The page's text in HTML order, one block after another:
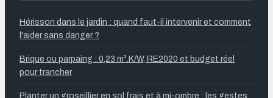
Hérisson dans le jardin : quand faut-il intervenir et comment
l'aider sans danger ?
Brique ou parpaing : 0,23 m².K/W, RE2020 et budget réel
pour trancher
Planter un groseillier en sol frais et à mi-ombre : les gestes